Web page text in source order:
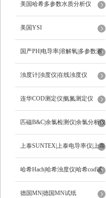
美国哈希多参数水质分析仪
美国YSI
国产PH|电导率|溶解氧|多参数测
定仪
浊度计|浊度仪|在线浊度仪
连华COD测定仪|氨氮测定仪
匹磁B&C|余氯检测仪|余氯分析仪
上泰SUNTEX|上泰电导率仪|上泰
ph计
哈希Hach|哈希浊度仪|哈希cod试
剂
德国MN|德国MN试纸